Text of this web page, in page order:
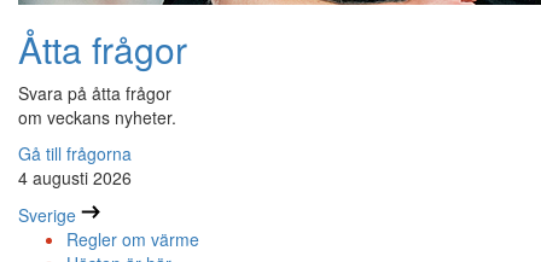
Åtta frågor
Svara på åtta frågor
om veckans nyheter.
Gå till frågorna
4 augusti 2026
Sverige
Regler om värme